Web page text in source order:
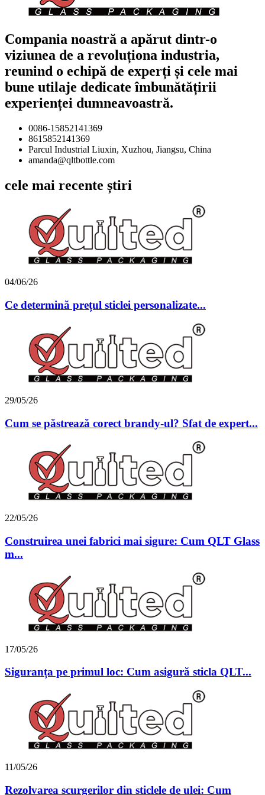
Compania noastră a apărut dintr-o
viziunea de a revoluționa industria,
reunind o echipă de experți și cele mai
bune utilaje dedicate îmbunătățirii
experienței dumneavoastră.
0086-15852141369
8615852141369
Parcul Industrial Liuxin, Xuzhou, Jiangsu, China
amanda@qltbottle.com
cele mai recente știri
04/06/26
Ce determină prețul sticlei personalizate...
29/05/26
Cum se păstrează corect brandy-ul? Sfat de expert...
22/05/26
Construirea unei fabrici mai sigure: Cum QLT Glass
m...
17/05/26
Siguranța pe primul loc: Cum asigură sticla QLT...
11/05/26
Rezolvarea scurgerilor din sticlele de ulei: Cum